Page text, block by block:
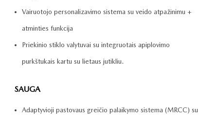
Vairuotojo personalizavimo sistema su veido atpažinimu +
atminties funkcija
Priekinio stiklo valytuvai su integruotais apiplovimo
purkštukais kartu su lietaus jutikliu.
SAUGA
Adaptyvioji pastovaus greičio palaikymo sistema (MRCC) su